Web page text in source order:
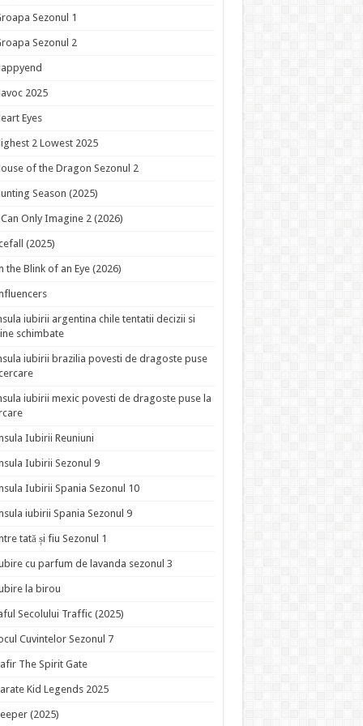
Sezonul 1
Sezonul 2
2025
Eyes
2 Lowest 2025
of the Dragon Sezonul 2
Season (2025)
Only Imagine 2 (2026)
(2025)
the Blink of an Eye (2026)
iubirii argentina chile tentatii decizii si
schimbate
iubirii brazilia povesti de dragoste puse
iubirii mexic povesti de dragoste puse la
Iubirii Reuniuni
Iubirii Sezonul 9
Iubirii Spania Sezonul 10
iubirii Spania Sezonul 9
tată și fiu Sezonul 1
cu parfum de lavanda sezonul 3
la birou
Secolului Traffic (2025)
Cuvintelor Sezonul 7
The Spirit Gate
Kid Legends 2025
(2025)